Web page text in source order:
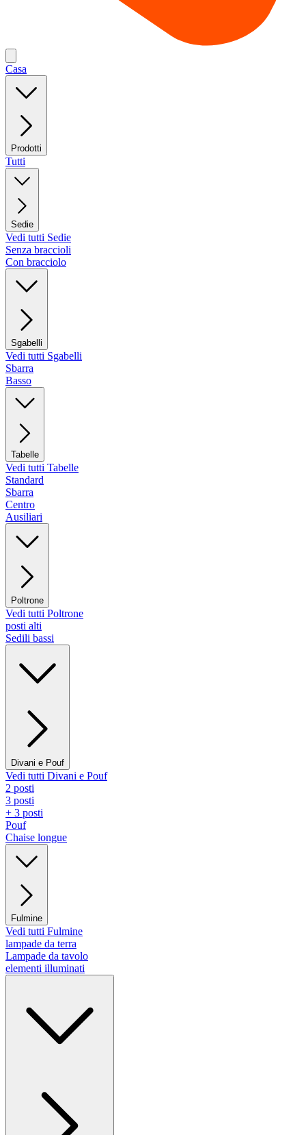
Casa
Prodotti
Tutti
Sedie
Vedi tutti Sedie
Senza braccioli
Con bracciolo
Sgabelli
Vedi tutti Sgabelli
Sbarra
Basso
Tabelle
Vedi tutti Tabelle
Standard
Sbarra
Centro
Ausiliari
Poltrone
Vedi tutti Poltrone
posti alti
Sedili bassi
Divani e Pouf
Vedi tutti Divani e Pouf
2 posti
3 posti
+ 3 posti
Pouf
Chaise longue
Fulmine
Vedi tutti Fulmine
lampade da terra
Lampade da tavolo
elementi illuminati